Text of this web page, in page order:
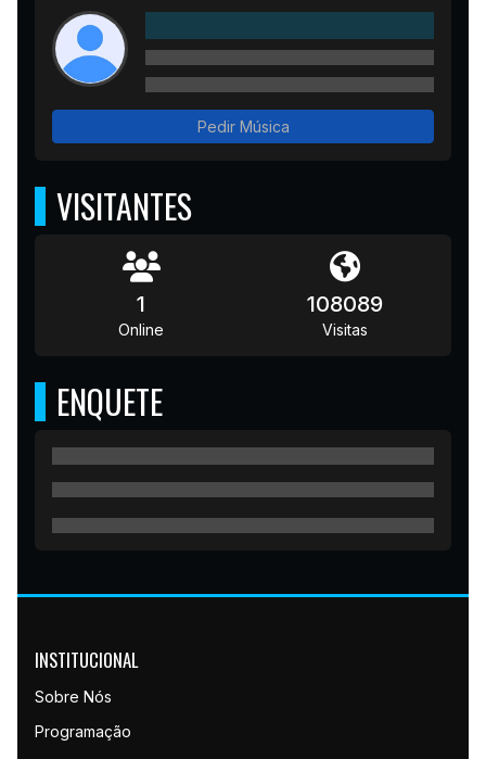
Pedir Música
VISITANTES
1
Online
108089
Visitas
ENQUETE
INSTITUCIONAL
Sobre Nós
Programação